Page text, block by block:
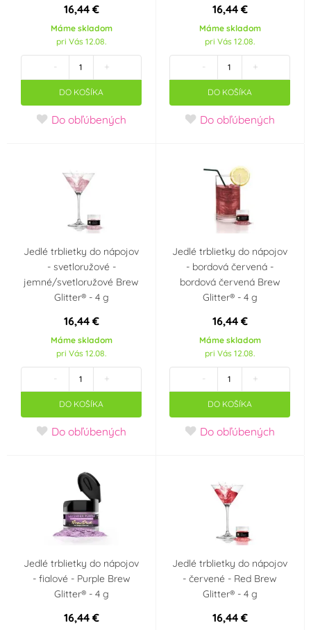
Dekora (0) deZaan (0)
Diamant Dobla
Fabbri 1905 (0) Fagoš (0)
Fractal (0) Frischmann (0)
FunCakes (0) Günthart (0)
Hamé (0) Happy Sprinkles (0)
Helcom (0) Holandsko (0)
ICAM S.p.A. (0) Irca (0)
K-Decor
(0) Lotus (0)
Master Martini (0)
Monaco (0) Naarmann (0)
Odense Odense Marcipan
16,44 €
Máme skladom
pri Vás 12.08.
- +
DO KOŠÍKA
Do obľúbených
16,44 €
Máme skladom
pri Vás 12.08.
- +
DO KOŠÍKA
Do obľúbených
Jedlé trblietky do nápojov
- svetloružové -
jemné/svetloružové Brew
Glitter® - 4 g
16,44 €
Máme skladom
pri Vás 12.08.
- +
DO KOŠÍKA
Do obľúbených
Jedlé trblietky do nápojov
- bordová červená -
bordová červená Brew
Glitter® - 4 g
16,44 €
Máme skladom
pri Vás 12.08.
- +
DO KOŠÍKA
Do obľúbených
Jedlé trblietky do nápojov
- fialové - Purple Brew
Glitter® - 4 g
16,44 €
Jedlé trblietky do nápojov
- červené - Red Brew
Glitter® - 4 g
16,44 €